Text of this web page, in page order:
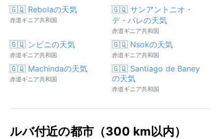
🇬🇶 Rebolaの天気
赤道ギニア共和国
🇬🇶 サンアントニオ・
デ・パレの天気
赤道ギニア共和国
🇬🇶 ンビニの天気
赤道ギニア共和国
🇬🇶 Nsokの天気
赤道ギニア共和国
🇬🇶 Machindaの天気
赤道ギニア共和国
🇬🇶 Santiago de Baney
の天気
赤道ギニア共和国
ルバ付近の都市（300 km以内）